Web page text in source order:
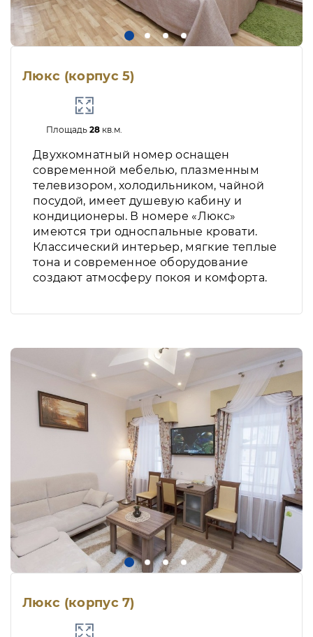
Люкс (корпус 5)
Площадь28 кв.м.
Двухкомнатный номер оснащен
современной мебелью, плазменным
телевизором, холодильником, чайной
посудой, имеет душевую кабину и
кондиционеры. В номере «Люкс»
имеются три односпальные кровати.
Классический интерьер, мягкие теплые
тона и современное оборудование
создают атмосферу покоя и комфорта.
Люкс (корпус 7)